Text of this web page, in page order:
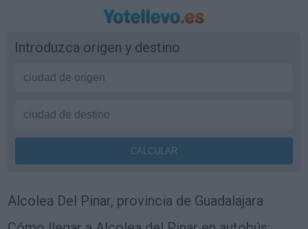
Introduzca origen y destino
Alcolea Del Pinar, provincia de Guadalajara